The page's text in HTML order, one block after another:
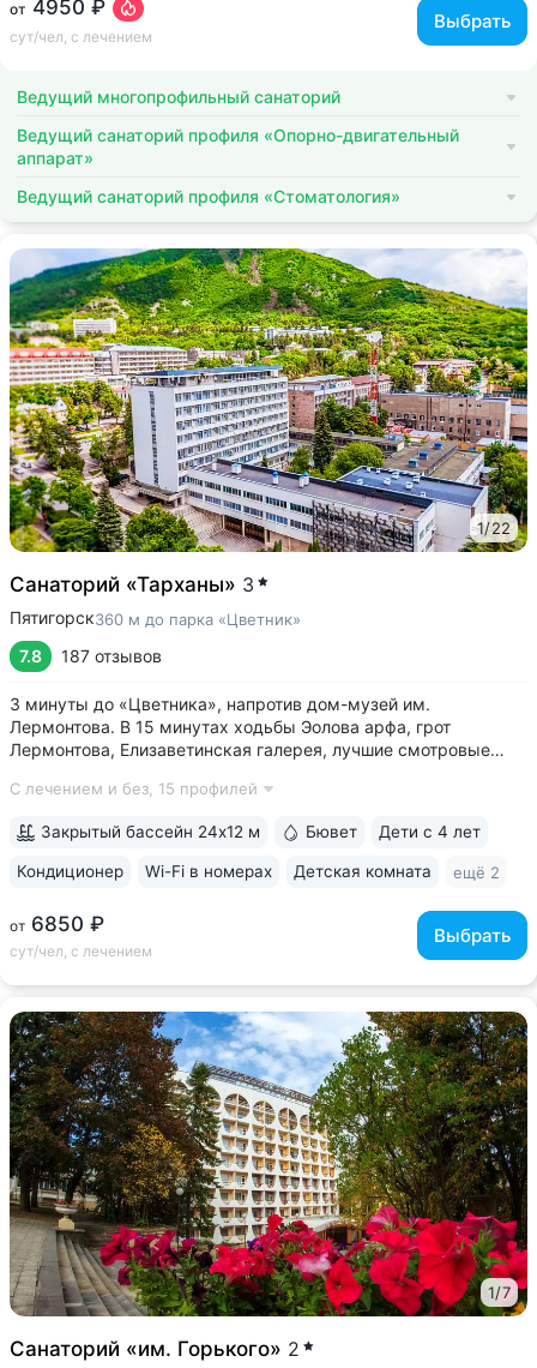
от 4950 ₽
сут/чел, с лечением
Выбрать
Ведущий многопрофильный санаторий
Ведущий санаторий профиля «Опорно-двигательный
аппарат»
Ведущий санаторий профиля «Стоматология»
1/22
Санаторий «Тарханы» 3
Пятигорск360 м до парка «Цветник»
7.8 187 отзывов
3 минуты до «Цветника», напротив дом-музей им.
Лермонтова. В 15 минутах ходьбы Эолова арфа, грот
Лермонтова, Елизаветинская галерея, лучшие смотровые
напротив санатория, 7 минут прогулки до Центральной
С лечением и без, 15 профилей
от 6850 ₽
сут/чел, с лечением
Выбрать
Закрытый бассейн 24x12 м Бювет Дети с 4 лет
Кондиционер Wi-Fi в номерах Детская комната ещё 2
1/7
Санаторий «им. Горького» 2